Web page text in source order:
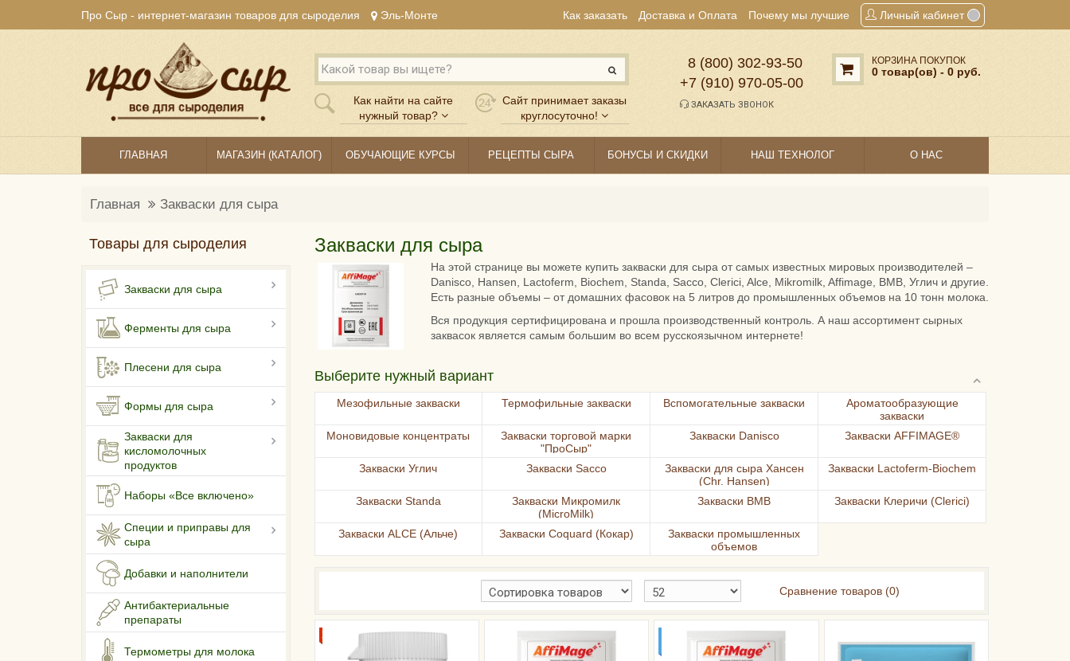
Про Сыр - интернет-магазин товаров для сыроделия Эль-Монте Как заказать Доставка и Оплата Почему мы лучшие Личный кабинет
Как найти на сайте
нужный товар?
Сайт принимает заказы
круглосуточно!
8 (800) 302‑93‑50
+7 (910) 970‑05‑00
ЗАКАЗАТЬ ЗВОНОК
КОРЗИНА ПОКУПОК
0 товар(ов) - 0 руб.
ГЛАВНАЯ МАГАЗИН (КАТАЛОГ) ОБУЧАЮЩИЕ КУРСЫ РЕЦЕПТЫ СЫРА БОНУСЫ И СКИДКИ НАШ ТЕХНОЛОГ О НАС
Главная Закваски для сыра
Товары для сыроделия
Закваски для сыра
Ферменты для сыра
Плесени для сыра
Формы для сыра
Закваски для
кисломолочных
продуктов
Наборы «Все включено»
Специи и приправы для
сыра
Добавки и наполнители
Антибактериальные
препараты
Термометры для молока
Закваски для сыра
На этой странице вы можете купить закваски для сыра от самых известных мировых производителей –
Danisco, Hansen, Lactoferm, Biochem, Standa, Sacco, Clerici, Alce, Mikromilk, Affimage, BMB, Углич и другие.
Есть разные объемы – от домашних фасовок на 5 литров до промышленных объемов на 10 тонн молока.
Вся продукция сертифицирована и прошла производственный контроль. А наш ассортимент сырных
заквасок является самым большим во всем русскоязычном интернете!
Выберите нужный вариант
Мезофильные закваски Термофильные закваски Вспомогательные закваски
Ароматообразующие
закваски
Моновидовые концентраты
Закваски торговой марки
"ПроСыр"
Закваски Danisco Закваски AFFIMAGE®
Закваски Углич Закваски Sacco
Закваски для сыра Хансен
(Chr. Hansen)
Закваски Lactoferm-Biochem
Закваски Standa
Закваски Микромилк
(MicroMilk)
Закваски BMB Закваски Клеричи (Clerici)
Закваски ALCE (Альче) Закваски Coquard (Кокар)
Закваски промышленных
объемов
Сравнение товаров (0)
ХИТ!
МОЛОКА